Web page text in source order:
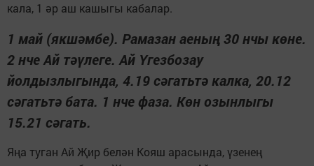
кала, 1 әр аш кашыгы кабалар.
1 май (якшәмбе). Рамазан аеның 30 нчы көне.
2 нче Ай тәүлеге. Ай Үгезбозау
йолдызлыгында, 4.19 сәгатьтә калка, 20.12
сәгатьтә бата. 1 нче фаза. Көн озынлыгы
15.21 сәгать.
Яңа туган Ай Җир белән Кояш арасында, үзенең